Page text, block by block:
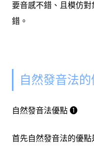
要音感不錯、且模仿
錯。
自然發音法的
自然發音法優點 ➊
首先自然發音法的優